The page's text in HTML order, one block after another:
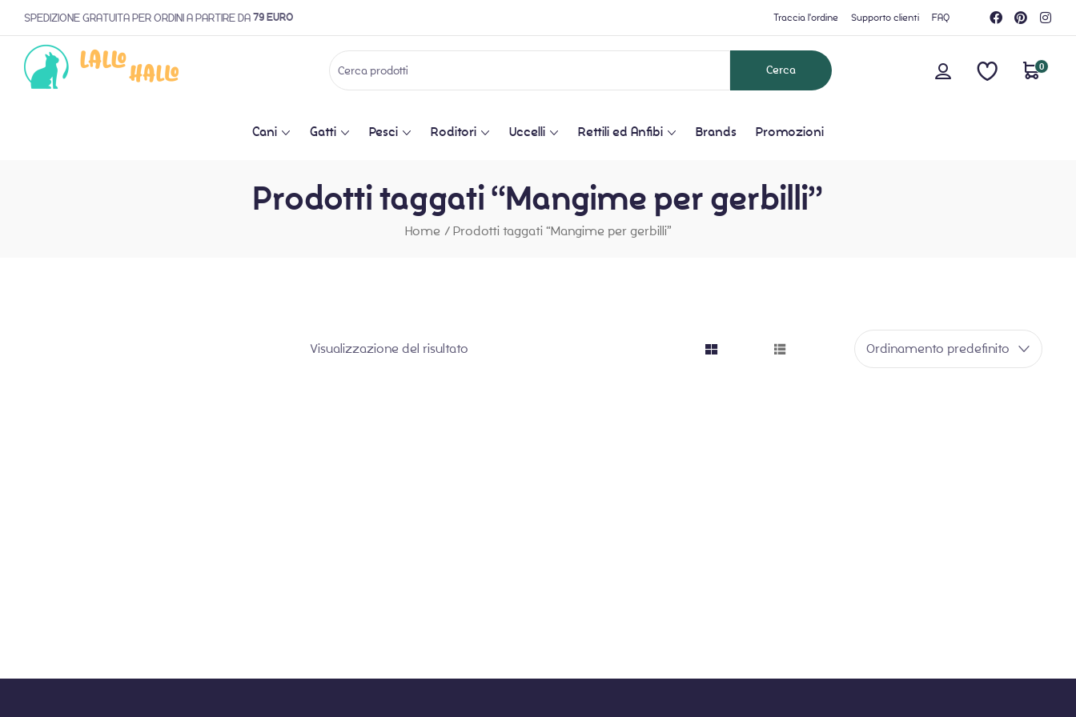
SPEDIZIONE GRATUITA PER ORDINI A PARTIRE DA79 EURO Traccia l'ordine Supporto clienti FAQ
0
Cani Gatti Pesci Roditori Uccelli Rettili ed Anfibi Brands Promozioni
Prodotti taggati “Mangime per gerbilli”
Home / Prodotti taggati “Mangime per gerbilli”
Visualizzazione del risultato list button Ordinamento predefinito